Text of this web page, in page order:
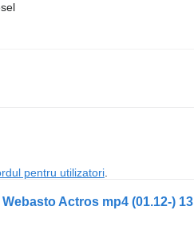
pentru utilizatori.